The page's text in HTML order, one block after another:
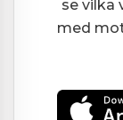
se vilka
med